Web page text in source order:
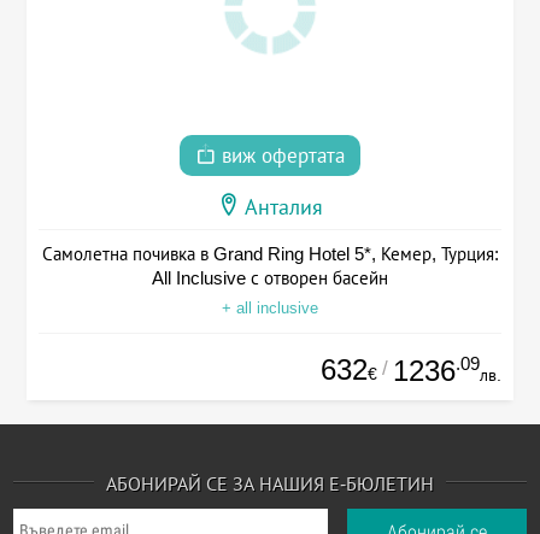
виж офертата
Анталия
Самолетна почивка в Grand Ring Hotel 5*, Кемер, Турция:
All Inclusive с отворен басейн
+ all inclusive
632€ / 1236.09
лв.
АБОНИРАЙ СЕ ЗА НАШИЯ Е-БЮЛЕТИН